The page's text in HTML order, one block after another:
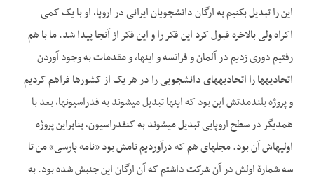
این را تبدیل بکنیم به ارگان دانشجویان ایرانی در اروپا، او با یک کمی
اکراه ولی بالاخره قبول کرد این فکر را و این فکر از آنجا پیدا شد. ما با هم
رفتیم دوری زدیم در آلمان و فرانسه و اینها، و مقدمات به وجود آوردن
اتحادیه­ها را اتحادیه­های دانشجویی را در هر یک از کشورها فراهم کردیم
و پروژه بلندمدتش این بود که اینها تبدیل می­شوند به فدراسیون­ها، بعد با
همدیگر در سطح اروپایی تبدیل می­شوند به کنفدراسیون، بنابراین پروژه
اولیه­اش آن بود. مجله­ای هم که درآوردیم نامش بود «نامه پارسی» من تا
سه شمارۀ اولش در آن شرکت داشتم که آن ارگان این جنبش شده بود. به